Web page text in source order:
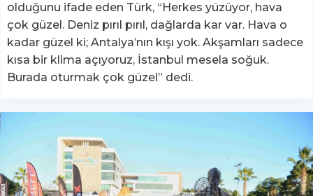
olduğunu ifade eden Türk, “Herkes yüzüyor, hava
çok güzel. Deniz pırıl pırıl, dağlarda kar var. Hava o
kadar güzel ki; Antalya’nın kışı yok. Akşamları sadece
kısa bir klima açıyoruz, İstanbul mesela soğuk.
Burada oturmak çok güzel” dedi.